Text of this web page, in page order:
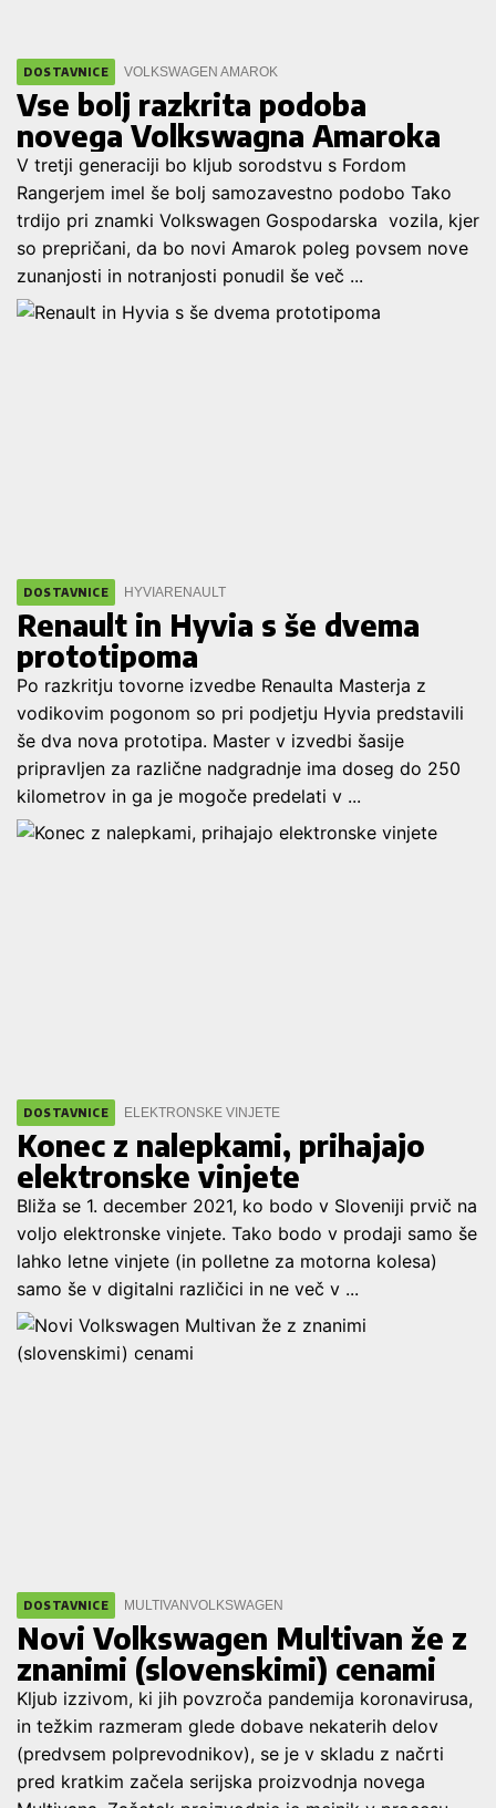
DOSTAVNICE VOLKSWAGEN AMAROK
Vse bolj razkrita podoba
novega Volkswagna Amaroka
V tretji generaciji bo kljub sorodstvu s Fordom
Rangerjem imel še bolj samozavestno podobo Tako
trdijo pri znamki Volkswagen Gospodarska vozila, kjer
so prepričani, da bo novi Amarok poleg povsem nove
zunanjosti in notranjosti ponudil še več ...
DOSTAVNICE HYVIARENAULT
Renault in Hyvia s še dvema
prototipoma
Po razkritju tovorne izvedbe Renaulta Masterja z
vodikovim pogonom so pri podjetju Hyvia predstavili
še dva nova prototipa. Master v izvedbi šasije
pripravljen za različne nadgradnje ima doseg do 250
kilometrov in ga je mogoče predelati v ...
DOSTAVNICE ELEKTRONSKE VINJETE
Konec z nalepkami, prihajajo
elektronske vinjete
Bliža se 1. december 2021, ko bodo v Sloveniji prvič na
voljo elektronske vinjete. Tako bodo v prodaji samo še
lahko letne vinjete (in polletne za motorna kolesa)
samo še v digitalni različici in ne več v ...
DOSTAVNICE MULTIVANVOLKSWAGEN
Novi Volkswagen Multivan že z
znanimi (slovenskimi) cenami
Kljub izzivom, ki jih povzroča pandemija koronavirusa,
in težkim razmeram glede dobave nekaterih delov
(predvsem polprevodnikov), se je v skladu z načrti
pred kratkim začela serijska proizvodnja novega